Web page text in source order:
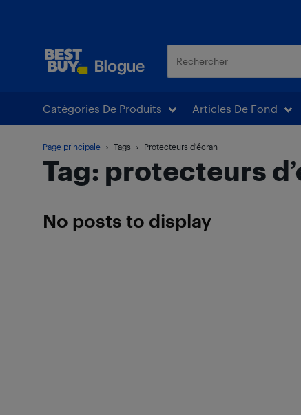
Catégories De Produits Articles De Fond
Page principale Tags Protecteurs d’écran
Tag: protecteurs
No posts to display